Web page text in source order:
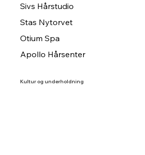
Sivs Hårstudio
Stas Nytorvet
Otium Spa
Apollo Hårsenter
Kultur og underholdning